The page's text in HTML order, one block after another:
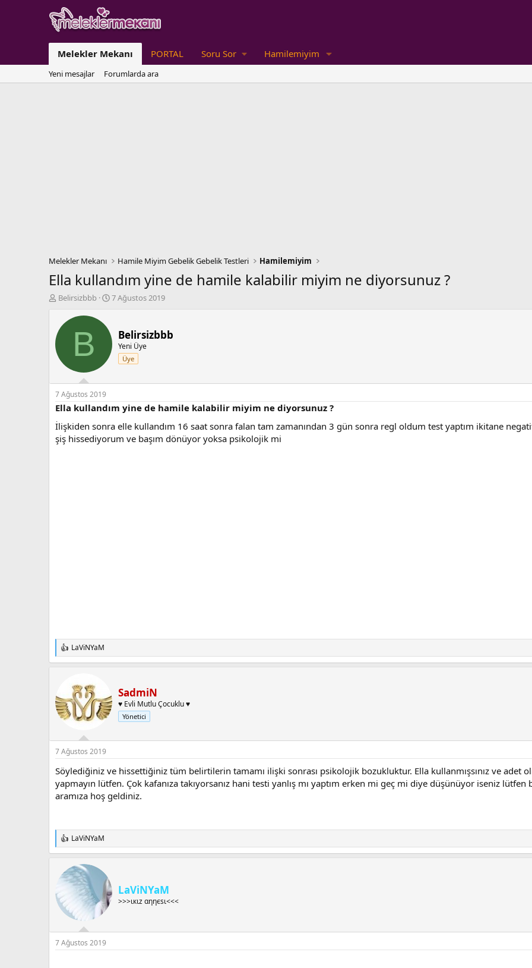
Melekler Mekanı PORTAL Soru Sor Hamilemiyim
Yeni mesajlar Forumlarda ara
Melekler Mekanı Hamile Miyim Gebelik Gebelik Testleri Hamilemiyim
Ella kullandım yine de hamile kalabilir miyim ne diyorsunuz ?
K
b
u
a
ş
l
a
t
a
n
Belirsizbbb
B
a
n
ç
a
r
i
h
7 Ağustos 2019
B Belirsizbbb
Yeni Üye
Üye
7 Ağustos 2019
Ella kullandım yine de hamile kalabilir miyim ne diyorsunuz ?
İlişkiden sonra elle kullandım 16 saat sonra falan tam zamanından 3 gün sonra regl oldum test yaptım ikitane
şiş hissediyorum ve başım dönüyor yoksa psikolojik mi
T
e
l
e
r
LaViNYaM
SadmiN
♥ Evli Mutlu Çocuklu ♥
Yönetici
7 Ağustos 2019
Söylediğiniz ve hissettiğiniz tüm belirtilerin tamamı ilişki sonrası psikolojik bozukluktur. Ella kullanmışsınız ve adet
yapmayın lütfen. Çok kafanıza takıyorsanız hani testi yanlış mı yaptım erken mi geç mi diye düşünüyor iseniz
aramıza hoş geldiniz.
T
e
i
e
r
LaViNYaM
LaViNYaM
>>>ιкιz αηηєѕι<<<
7 Ağustos 2019